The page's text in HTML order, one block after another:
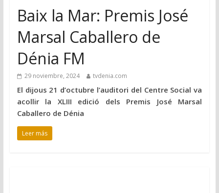
Baix la Mar: Premis José
Marsal Caballero de
Dénia FM
29 noviembre, 2024 tvdenia.com
El dijous 21 d’octubre l’auditori del Centre Social va
acollir la XLIII edició dels Premis José Marsal
Caballero de Dénia
Leer más